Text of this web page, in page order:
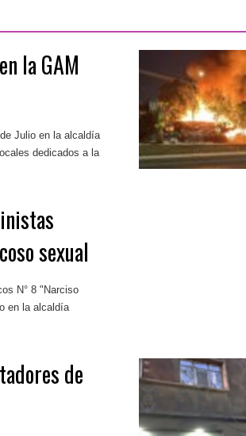
la GAM
Julio en la alcaldía
dedicados a la
sexual
N° 8 "Narciso
en la alcaldía
de